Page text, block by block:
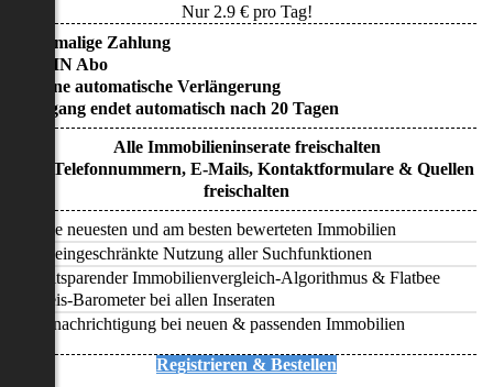
Nur 2.9€ pro Tag!
• Einmalige Zahlung
• KEIN Abo
• Keine automatische Verlängerung
• Zugang endet automatisch nach 20 Tagen
Alle Immobilieninserate freischalten
Alle Telefonnummern, E-Mails, Kontaktformulare & Quellen
freischalten
Alle neuesten und am besten bewerteten Immobilien
Uneingeschränkte Nutzung aller Suchfunktionen
Zeitsparender Immobilienvergleich-Algorithmus & Flatbee
Preis-Barometer bei allen Inseraten
Benachrichtigung bei neuen & passenden Immobilien
Registrieren & Bestellen